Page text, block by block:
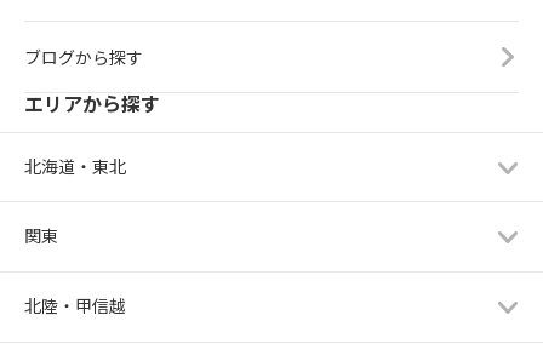
ブログから探す
エリアから探す
北海道・東北
関東
北陸・甲信越